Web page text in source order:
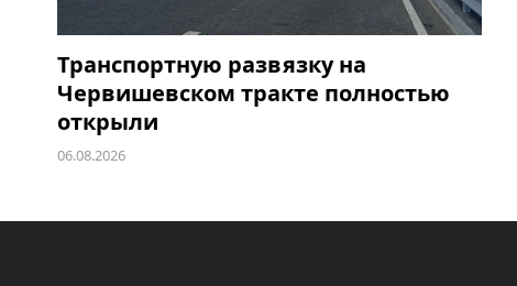
Транспортную развязку на
Червишевском тракте полностью
открыли
06.08.2026